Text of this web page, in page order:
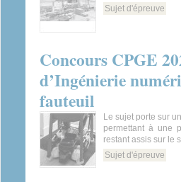
Sujet d'épreuve
Concours CPGE
d’Ingénierie
fauteuil
Le sujet porte sur
permettant à une
restant assis sur le
Sujet d'épreuve